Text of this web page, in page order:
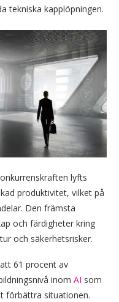
tekniska kapplöpningen.
lyfts
produktivitet, vilket på
Den främsta
och färdigheter kring
och säkerhetsrisker.
61 procent av
inom AI som
förbättra situationen.